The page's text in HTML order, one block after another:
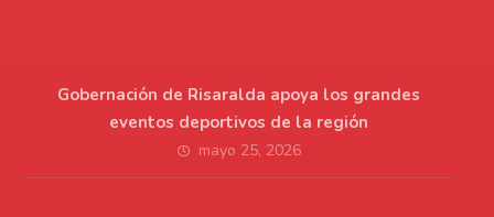
Gobernación de Risaralda apoya los grandes
eventos deportivos de la región
mayo 25, 2026